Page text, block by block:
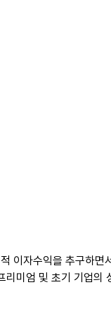
이자수익을 추구하면
리미엄 및 초기 기업의